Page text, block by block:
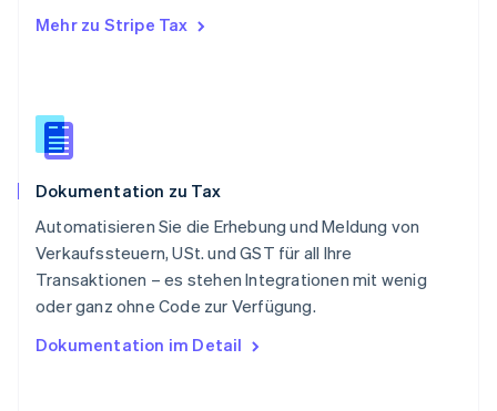
Mehr zu Stripe Tax
Dokumentation zu Tax
Automatisieren Sie die Erhebung und Meldung von
Verkaufssteuern, USt. und GST für all Ihre
Transaktionen – es stehen Integrationen mit wenig
oder ganz ohne Code zur Verfügung.
Dokumentation im Detail
Slowakei
Sonderverwaltungsregion Hongkong,
China
Spanien
EspañolEnglish
Thailand
Tschechische Republik
English
English